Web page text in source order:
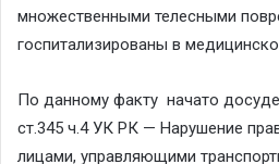
множественными телесными
госпитализированы в
По данному факту начато
ст.345 ч.4 УК РК — Нарушение
лицами, управляющими